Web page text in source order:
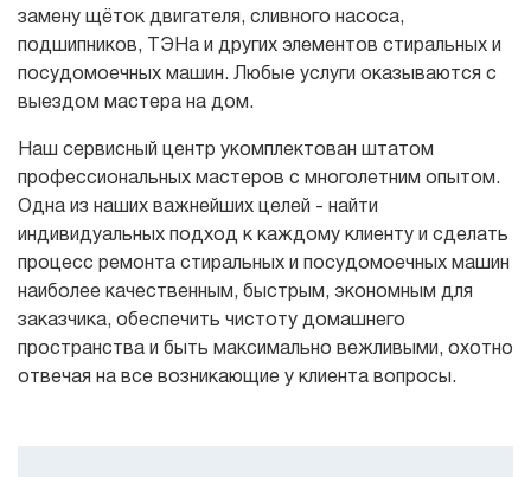
замену щёток двигателя, сливного насоса,
подшипников, ТЭНа и других элементов стиральных и
посудомоечных машин. Любые услуги оказываются с
выездом мастера на дом.
Наш сервисный центр укомплектован штатом
профессиональных мастеров с многолетним опытом.
Одна из наших важнейших целей - найти
индивидуальных подход к каждому клиенту и сделать
процесс ремонта стиральных и посудомоечных машин
наиболее качественным, быстрым, экономным для
заказчика, обеспечить чистоту домашнего
пространства и быть максимально вежливыми, охотно
отвечая на все возникающие у клиента вопросы.